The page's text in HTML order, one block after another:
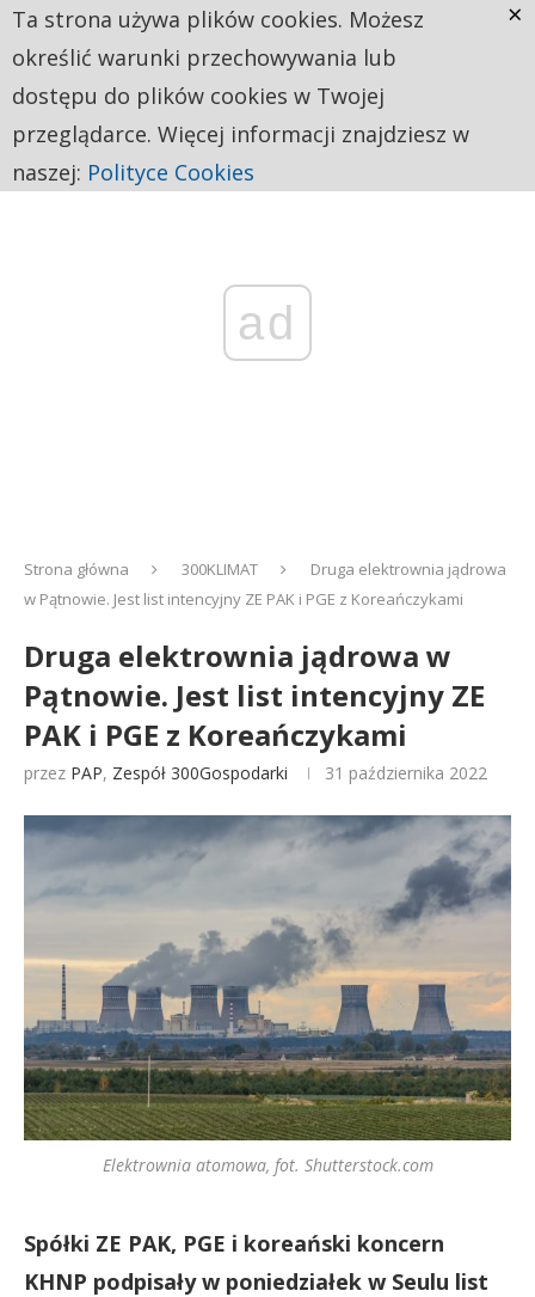
ad
Strona główna 300KLIMAT
Druga elektrownia jądrowa
w Pątnowie. Jest list intencyjny ZE PAK i PGE z Koreańczykami
Druga elektrownia jądrowa w
Pątnowie. Jest list intencyjny ZE
PAK i PGE z Koreańczykami
przez PAP, Zespół 300Gospodarki 31 października 2022
Elektrownia atomowa, fot. Shutterstock.com
Spółki ZE PAK, PGE i koreański koncern
KHNP podpisały w poniedziałek w Seulu list
Ta strona używa plików cookies. Możesz
określić warunki przechowywania lub
dostępu do plików cookies w Twojej
przeglądarce. Więcej informacji znajdziesz w
naszej: Polityce Cookies
×